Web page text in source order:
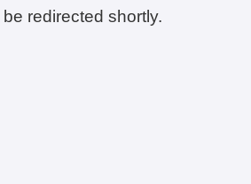
be redirected shortly.